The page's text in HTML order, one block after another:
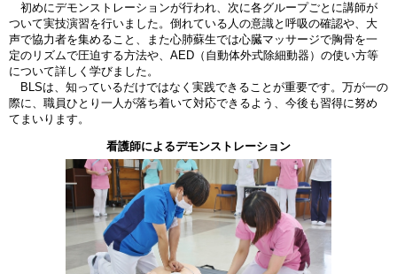
初めにデモンストレーションが行われ、次に各グループごとに講師が
ついて実技演習を行いました。倒れている人の意識と呼吸の確認や、大
声で協力者を集めること、また心肺蘇生では心臓マッサージで胸骨を一
定のリズムで圧迫する方法や、AED（自動体外式除細動器）の使い方等
について詳しく学びました。
BLSは、知っているだけではなく実践できることが重要です。万が一の
際に、職員ひとり一人が落ち着いて対応できるよう、今後も習得に努め
てまいります。
看護師によるデモンストレーション